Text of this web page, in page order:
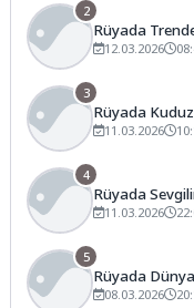
2
Rüyada
12.03.2026
3
Rüyada
11.03.2026
4
Rüyada
Gelir?
11.03.2026
5
Rüyada
Anlama Gelir?
08.03.2026